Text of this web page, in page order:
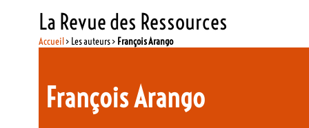
La Revue des Ressources
Accueil> Les auteurs > François Arango
François Arango